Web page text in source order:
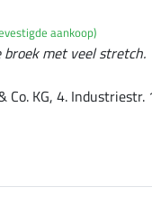
aankoop)
broek met veel stretch.
Co. KG, 4.